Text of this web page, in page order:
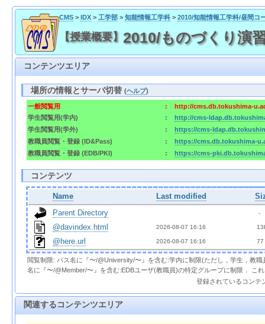
CMS> IDX> 工学部> 知能情報工学科> 2010/知能情報工学科/昼間コ
【授業概要】 2010/ものづくり演
コンテンツエリア
場所の情報とサーバ切替(ヘルプ)
一般閲覧用 :
http://cms.db.tokushima-
学生閲覧用(学内)
:
http://cms-
学生閲覧用(学外)
:
https://cms-
教職員閲覧・登録 (ID&Pass)
:
https://cms.db.tokushima-
教職員閲覧・登録 (EDB/PKI)
: https://cms-
コンテンツ
Name Last modified
Parent Directory
  -
@davindex.html 2026-08-07 16:16
@here.url 2026-08-07 16:16 77
閲覧制限: パス名に『〜/@University/〜』を含む:学内に制限(ただし，学生，教
名に『〜/@Member/〜』を含む:EDBユーザ(教職員)の特定グループに制限． こ
登録されているコンテ
関連するコンテンツエリア